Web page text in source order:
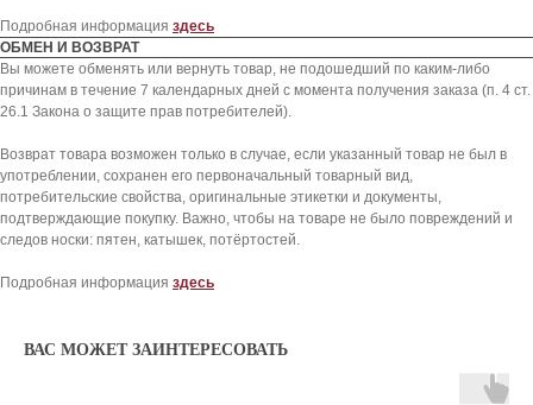
Подробная информация здесь
ОБМЕН И ВОЗВРАТ
Вы можете обменять или вернуть товар, не подошедший по каким-либо
причинам в течение 7 календарных дней с момента получения заказа (п. 4 ст.
26.1 Закона о защите прав потребителей).
Возврат товара возможен только в случае, если указанный товар не был в
употреблении, сохранен его первоначальный товарный вид,
потребительские свойства, оригинальные этикетки и документы,
подтверждающие покупку. Важно, чтобы на товаре не было повреждений и
следов носки: пятен, катышек, потёртостей.
Подробная информация здесь
ВАС МОЖЕТ ЗАИНТЕРЕСОВАТЬ
ОТЗЫВЫ КЛИЕНТОВ
ОТВЕТЫ НА ВОПРОСЫ
ADIDAS
SKIMS
KHY
NEW BALANCE
KICKSBAZAR@MAIL.RU
8 909 933 04 70